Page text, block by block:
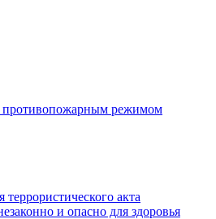
противопожарным режимом
акта
и опасно для здоровья